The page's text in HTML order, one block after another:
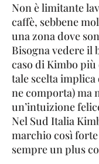
Non è limitante
caffè, sebbene
una zona dove
Bisogna vedere il
caso di Kimbo
tale scelta
ne comporta) ma
un’intuizione
Nel Sud Italia
marchio così
sempre un plus